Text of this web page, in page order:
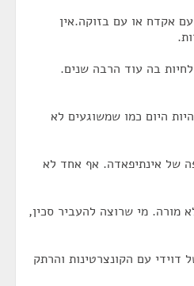
אקדח או עם בזוקה.אין
לחיות בה עוד הרבה שנים.
היום כמו שמשוגעים לא
של אינתיפאדה. אף אחד לא
מורה. מי שרוצה להעביר סכין,
עם הקונצרטינות והרתק